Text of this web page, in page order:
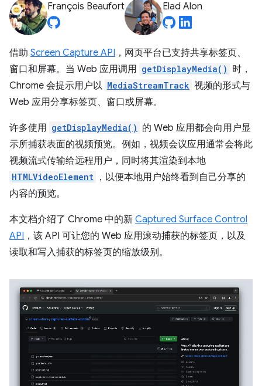
François Beaufort Elad Alon
借助 Screen Capture API ，网页平台已支持共享标签页、
窗口和屏幕。当 Web 应用调用 getDisplayMedia() 时，
Chrome 会提示用户以 MediaStreamTrack 视频的形式与
Web 应用分享标签页、窗口或屏幕。
许多使用 getDisplayMedia() 的 Web 应用都会向用户显
示所捕获表面的视频预览。例如，视频会议应用通常会将此
视频流式传输给远程用户，同时将其渲染到本地
HTMLVideoElement ，以便本地用户始终看到自己分享的
内容的预览。
本文档介绍了 Chrome 中的新 Captured Surface Control
API ，该 API 可让您的 Web 应用滚动捕获的标签页，以及
读取和写入捕获的标签页的缩放级别。